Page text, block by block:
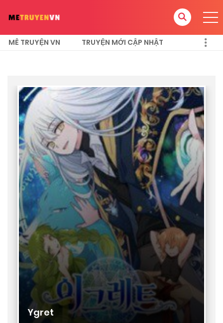
MÊ TRUYỆN VN TRUYỆN MỚI CẬP NHẬT
Ygret